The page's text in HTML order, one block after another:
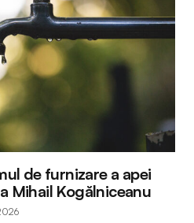
de furnizare a apei
Mihail Kogălniceanu